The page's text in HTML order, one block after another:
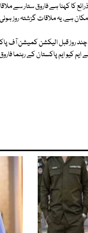
کا کہنا ہے فاروق ستار سے
ہے، یہ ملاقات گزشتہ روز
روز قبل الیکشن کمیشن آف
ایم کیو ایم پاکستان کے رہنما